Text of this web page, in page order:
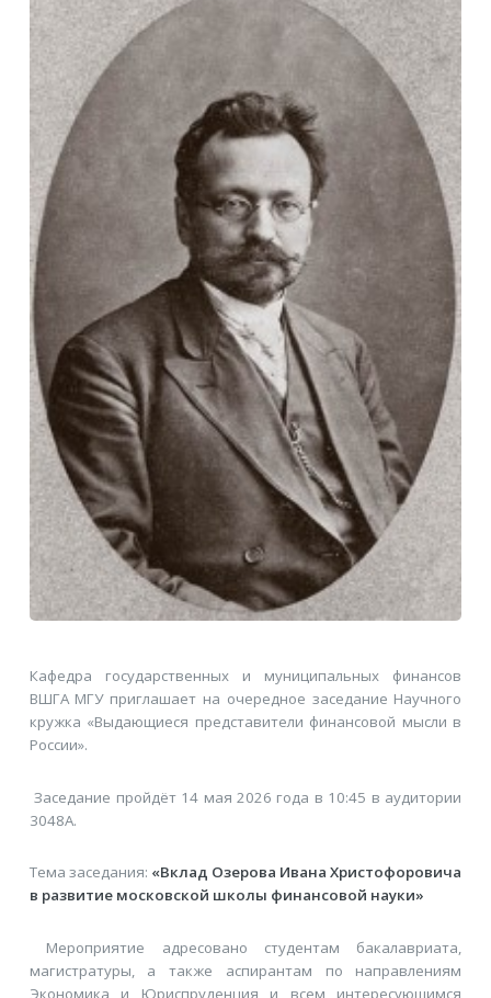
Кафедра государственных и муниципальных финансов
ВШГА МГУ приглашает на очередное заседание Научного
кружка «Выдающиеся представители финансовой мысли в
России».
Заседание пройдёт 14 мая 2026 года в 10:45 в аудитории
3048А.
Тема заседания: «Вклад Озерова Ивана Христофоровича
в развитие московской школы финансовой науки»
Мероприятие адресовано студентам бакалавриата,
магистратуры, а также аспирантам по направлениям
Экономика и Юриспруденция и всем интересующимся